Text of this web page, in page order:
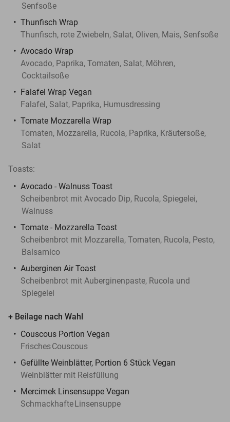
Senfsoße
Thunfisch Wrap
Thunfisch, rote Zwiebeln, Salat, Oliven, Mais, Senfsoße
Avocado Wrap
Avocado, Paprika, Tomaten, Salat, Möhren,
Cocktailsoße
Falafel Wrap Vegan
Falafel, Salat, Paprika, Humusdressing
Tomate Mozzarella Wrap
Tomaten, Mozzarella, Rucola, Paprika, Kräutersoße,
Salat
Toasts:
Avocado - Walnuss Toast
Scheibenbrot mit Avocado Dip, Rucola, Spiegelei,
Walnuss
Tomate - Mozzarella Toast
Scheibenbrot mit Mozzarella, Tomaten, Rucola, Pesto,
Balsamico
Auberginen Air Toast
Scheibenbrot mit Auberginenpaste, Rucola und
Spiegelei
+ Beilage nach Wahl
Couscous Portion Vegan
FrischesCouscous
Gefüllte Weinblätter, Portion 6 Stück Vegan
Weinblätter mit Reisfüllung
Mercimek Linsensuppe Vegan
SchmackhafteLinsensuppe